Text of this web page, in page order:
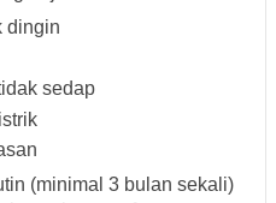
dingin
sedap
(minimal 3 bulan sekali)